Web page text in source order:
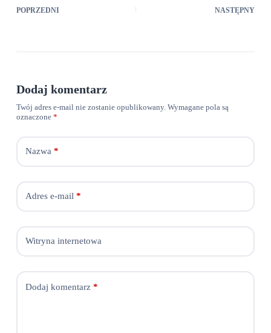
POPRZEDNI NASTĘPNY
Dodaj komentarz
Twój adres e-mail nie zostanie opublikowany. Wymagane pola są
oznaczone *
Nazwa*
Adres e-mail*
Witryna internetowa
Dodaj komentarz*